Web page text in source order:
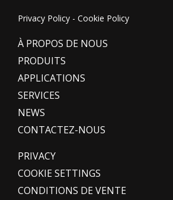
Privacy Policy - Cookie Policy
À PROPOS DE NOUS
PRODUITS
APPLICATIONS
SERVICES
NEWS
CONTACTEZ-NOUS
PRIVACY
COOKIE SETTINGS
CONDITIONS DE VENTE